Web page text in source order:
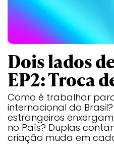
Dois lados
EP2: Troca
Como é trabalhar
internacional do
estrangeiros
no País? Duplas
criação muda em